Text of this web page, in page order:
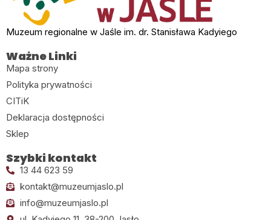
Muzeum regionalne w Jaśle im. dr. Stanisława Kadyiego
Ważne Linki
Mapa strony
Polityka prywatności
CITiK
Deklaracja dostępności
Sklep
Szybki kontakt
13 44 623 59
kontakt@muzeumjaslo.pl
info@muzeumjaslo.pl